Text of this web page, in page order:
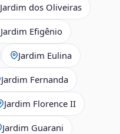
Jardim dos Oliveiras
Jardim Efigênio
Jardim Eulina
Jardim Fernanda
Jardim Florence II
Jardim Guarani